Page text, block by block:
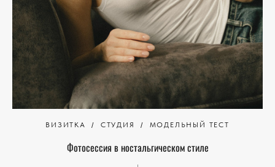
ВИЗИТКА СТУДИЯ МОДЕЛЬНЫЙ ТЕСТ
Фотосессия в ностальгическом стиле